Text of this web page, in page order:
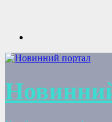
Перейти
содержимому